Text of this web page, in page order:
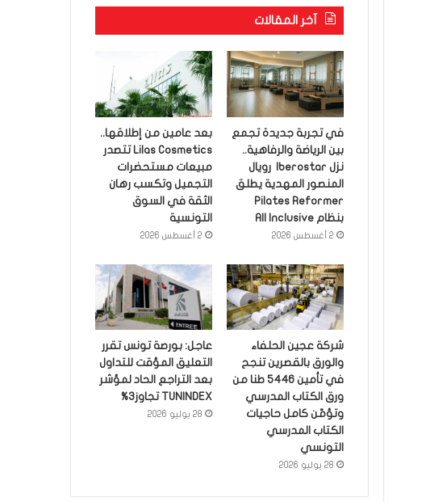
آخر المقالات
في تجربة جديدة تجمع
بين الرياضة والرفاهية..
نزل Iberostar رويال
المنصور المهدية يطلق
Pilates Reformer
بنظام All Inclusive
2 أغسطس 2026
بعد عامين من إطلاقها..
Lilas Cosmetics تتصدر
مبيعات مستحضرات
التجميل وتكسب رهان
الثقة في السوق
التونسية
2 أغسطس 2026
شركة عجين الحلفاء
والورق بالقصرين تنجح
في تأمين 5446 طنا من
ورق الكتاب المدرسي
وتؤمّن كامل حاجيات
الكتاب المدرسي
التونسي
28 يوليو 2026
عاجل: بورصة تونس تقرر
التعليق المؤقت للتداول
بعد التراجع الحاد لمؤشر
TUNINDEX تجاوز3%
28 يوليو 2026